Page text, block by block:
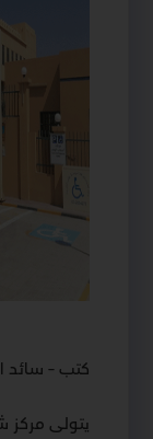
كتب – سائد
يتولى مركز